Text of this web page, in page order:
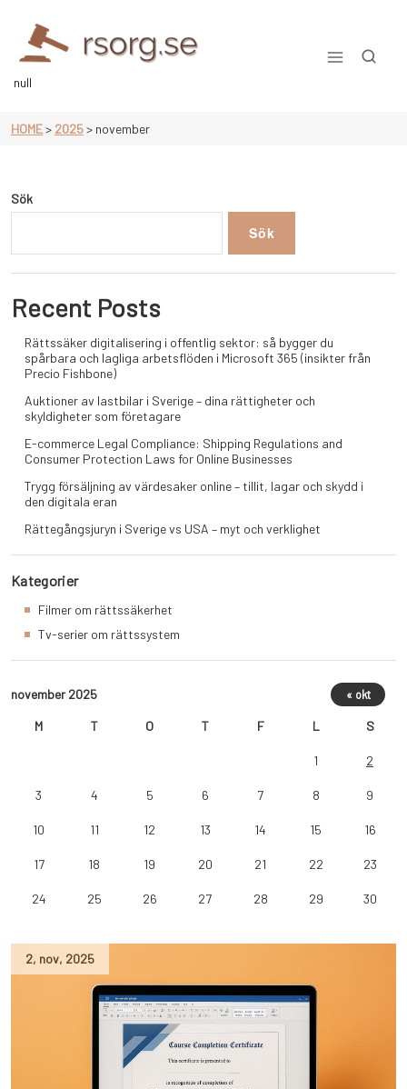
content
null
HOME> 2025> november
2, nov, 2025
Sök
Sök
Recent Posts
Rättssäker digitalisering i offentlig sektor: så bygger du
spårbara och lagliga arbetsflöden i Microsoft 365 (insikter från
Precio Fishbone)
Auktioner av lastbilar i Sverige – dina rättigheter och
skyldigheter som företagare
E-commerce Legal Compliance: Shipping Regulations and
Consumer Protection Laws for Online Businesses
Trygg försäljning av värdesaker online – tillit, lagar och skydd i
den digitala eran
Rättegångsjuryn i Sverige vs USA – myt och verklighet
Kategorier
Filmer om rättssäkerhet
Tv-serier om rättssystem
november 2025
M T O T F L S
1 2
3 4 5 6 7 8 9
10 11 12 13 14 15 16
17 18 19 20 21 22 23
24 25 26 27 28 29 30
« okt